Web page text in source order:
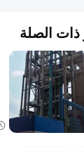
ذات الصلة